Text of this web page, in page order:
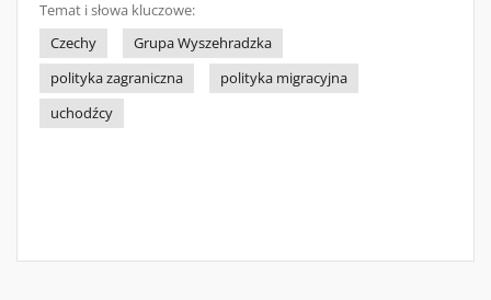
Temat i słowa kluczowe:
Czechy
Grupa Wyszehradzka
polityka zagraniczna
polityka migracyjna
uchodźcy